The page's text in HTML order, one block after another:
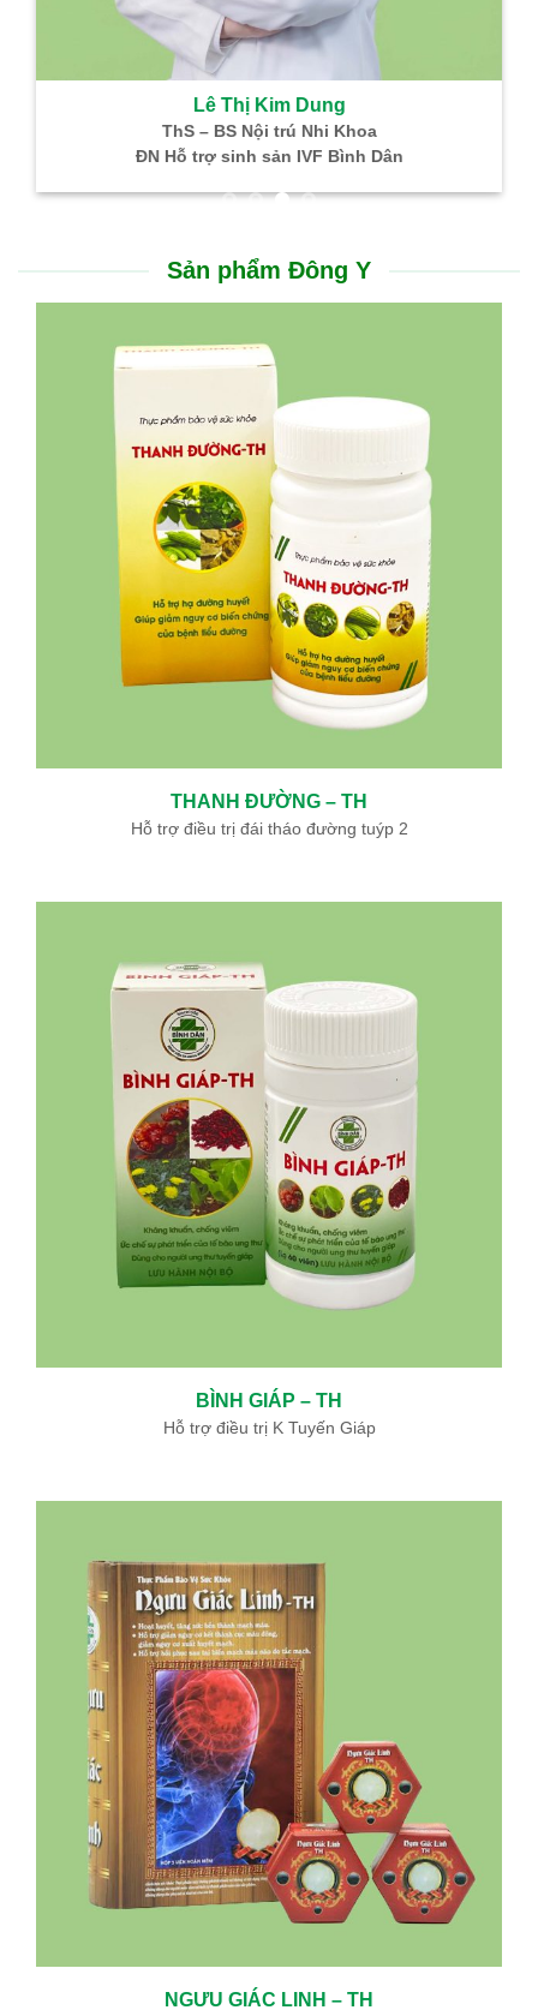
Lê Thị Kim Dung
ThS – BS Nội trú Nhi Khoa
ĐN Hỗ trợ sinh sản IVF Bình Dân
Sản phẩm Đông Y
THANH ĐƯỜNG – TH
Hỗ trợ điều trị đái tháo đường tuýp 2
BÌNH GIÁP – TH
Hỗ trợ điều trị K Tuyến Giáp
NGƯU GIÁC LINH – TH